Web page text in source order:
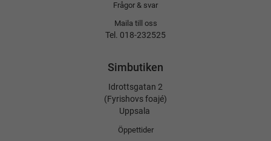
Frågor & svar
Maila till oss
Tel. 018-232525
Simbutiken
Idrottsgatan 2
(Fyrishovs foajé)
Uppsala
Öppettider